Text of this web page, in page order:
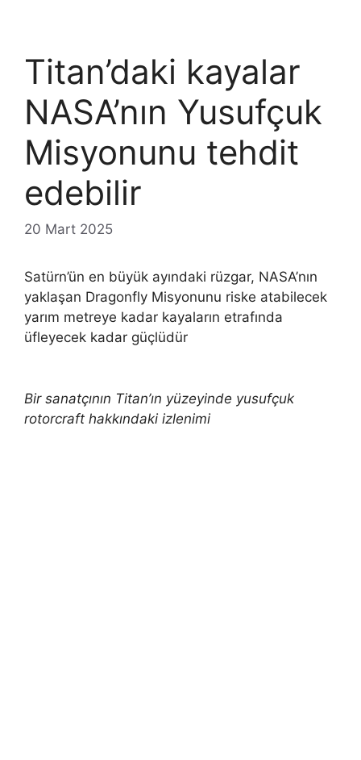
Titan’daki kayalar
NASA’nın Yusufçuk
Misyonunu tehdit
edebilir
20 Mart 2025
Satürn’ün en büyük ayındaki rüzgar, NASA’nın
yaklaşan Dragonfly Misyonunu riske atabilecek
yarım metreye kadar kayaların etrafında
üfleyecek kadar güçlüdür
Bir sanatçının Titan’ın yüzeyinde yusufçuk
rotorcraft hakkındaki izlenimi